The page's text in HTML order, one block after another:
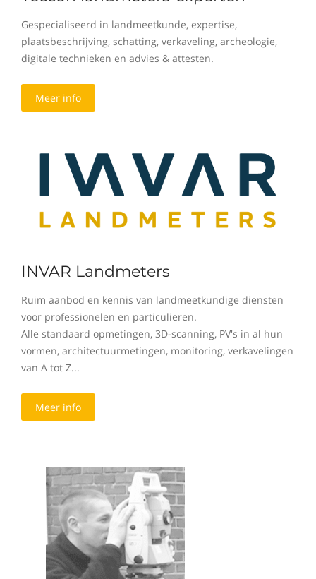
Gespecialiseerd in landmeetkunde, expertise,
plaatsbeschrijving, schatting, verkaveling, archeologie,
digitale technieken en advies & attesten.
Meer info
INVAR Landmeters
Ruim aanbod en kennis van landmeetkundige diensten
voor professionelen en particulieren.
Alle standaard opmetingen, 3D-scanning, PV's in al hun
vormen, architectuurmetingen, monitoring, verkavelingen
van A tot Z...
Meer info